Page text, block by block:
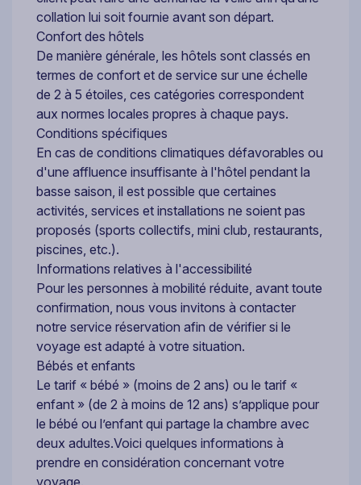
collation lui soit fournie avant son départ.
Confort des hôtels
De manière générale, les hôtels sont classés en
termes de confort et de service sur une échelle
de 2 à 5 étoiles, ces catégories correspondent
aux normes locales propres à chaque pays.
Conditions spécifiques
En cas de conditions climatiques défavorables ou
d'une affluence insuffisante à l'hôtel pendant la
basse saison, il est possible que certaines
activités, services et installations ne soient pas
proposés (sports collectifs, mini club, restaurants,
piscines, etc.).
Informations relatives à l'accessibilité
Pour les personnes à mobilité réduite, avant toute
confirmation, nous vous invitons à contacter
notre service réservation afin de vérifier si le
voyage est adapté à votre situation.
Bébés et enfants
Le tarif « bébé » (moins de 2 ans) ou le tarif «
enfant » (de 2 à moins de 12 ans) s’applique pour
le bébé ou l’enfant qui partage la chambre avec
deux adultes.Voici quelques informations à
prendre en considération concernant votre
voyage.